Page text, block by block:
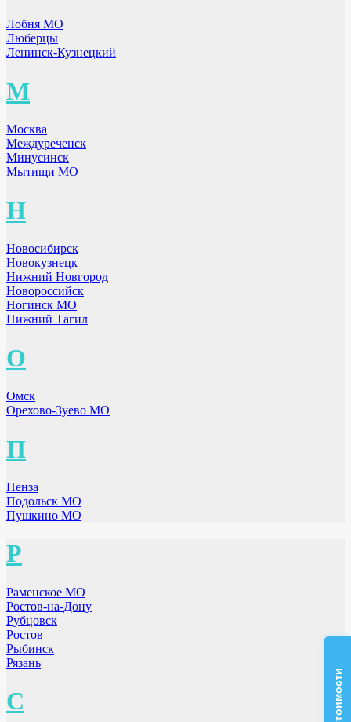
Лобня МО
Люберцы
Ленинск-Кузнецкий
М
Москва
Междуреченск
Минусинск
Мытищи МО
Н
Новосибирск
Новокузнецк
Нижний Новгород
Новороссийск
Ногинск МО
Нижний Тагил
О
Омск
Орехово-Зуево МО
П
Пенза
Подольск МО
Пушкино МО
Р
Раменское МО
Ростов-на-Дону
Рубцовск
Ростов
Рыбинск
Рязань
С